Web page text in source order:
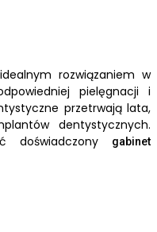
rozwiązaniem w
pielęgnacji i
przetrwają lata,
dentystycznych.
doświadczony
gabinet